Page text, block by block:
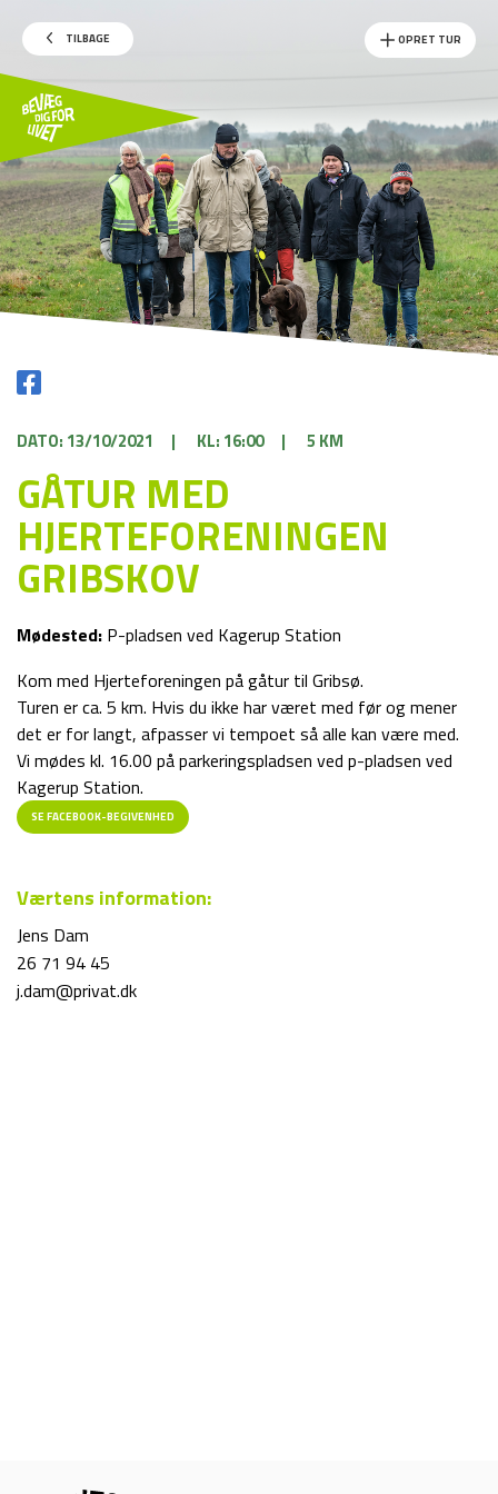
TILBAGE OPRET TUR
DATO: 13/10/2021 | KL: 16:00 | 5 KM
GÅTUR MED
HJERTEFORENINGEN
GRIBSKOV
Mødested: P-pladsen ved Kagerup Station
Kom med Hjerteforeningen på gåtur til Gribsø.
Turen er ca. 5 km. Hvis du ikke har været med før og mener
det er for langt, afpasser vi tempoet så alle kan være med.
Vi mødes kl. 16.00 på parkeringspladsen ved p-pladsen ved
Kagerup Station.
SE FACEBOOK-BEGIVENHED
Værtens information:
Jens Dam
26 71 94 45
j.dam@privat.dk